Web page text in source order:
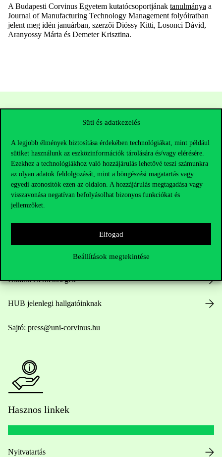
Süti és adatkezelés
A legjobb élmények biztosítása érdekében technológiákat, mint például
sütiket használunk az eszközinformációk tárolására és/vagy elérésére.
Ezekhez a technológiákhoz való hozzájárulás lehetővé teszi számunkra
az olyan adatok feldolgozását, mint a böngészési magatartás vagy
egyedi azonosítók ezen az oldalon. A hozzájárulás megtagadása vagy
visszavonása negatívan befolyásolhat bizonyos funkciókat és
jellemzőket.
Elfogad
Beállítások megtekintése
A Budapesti Corvinus Egyetem kutatócsoportjának tanulmánya a
Journal of Manufacturing Technology Management folyóiratban
jelent meg idén januárban, szerzői Dióssy Kitti, Losonci Dávid,
Aranyossy Márta és Demeter Krisztina.
Elérhetőségek
+36 1 482 5000
Kérdésed van a felvételivel kapcsolatban?
Oktatói elérhetőségek
HUB jelenlegi hallgatóinknak
Sajtó: press@uni-corvinus.hu
Hasznos linkek
Nyitvatartás